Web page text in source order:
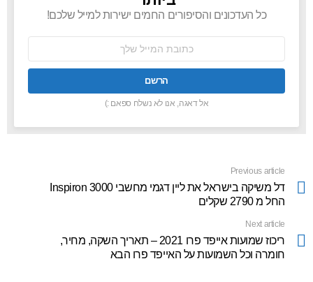
כל העדכונים והסיפורים החמים ישירות למייל שלכם!
אל דאגה, אנו לא נשלח ספאם :)
more
Previous article
דל משיקה בישראל את ליין דגמי מחשבי Inspiron 3000
החל מ 2790 שקלים
Next article
ריכוז שמועות אייפד פרו 2021 – תאריך השקה, מחיר,
חומרה וכל השמועות על האייפד פרו הבא